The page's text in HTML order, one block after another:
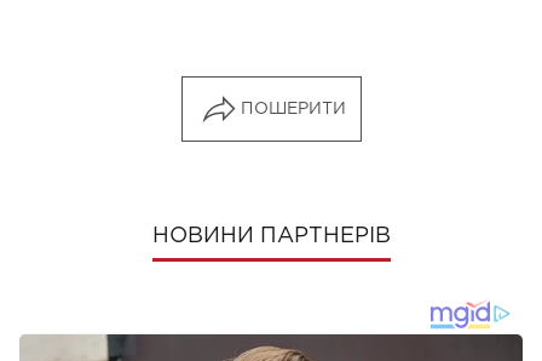
ПОШЕРИТИ
НОВИНИ ПАРТНЕРІВ